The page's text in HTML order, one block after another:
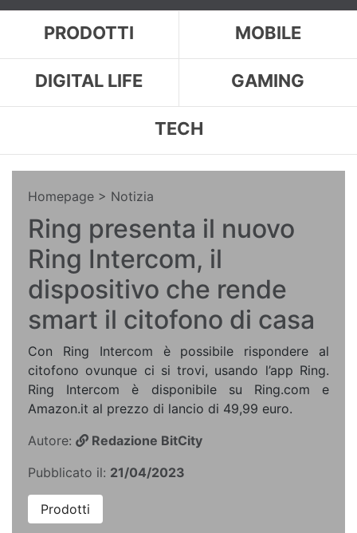
PRODOTTI MOBILE
DIGITAL LIFE GAMING
TECH
Homepage > Notizia
Ring presenta il nuovo
Ring Intercom, il
dispositivo che rende
smart il citofono di casa
Con Ring Intercom è possibile rispondere al
citofono ovunque ci si trovi, usando l’app Ring.
Ring Intercom è disponibile su Ring.com e
Amazon.it al prezzo di lancio di 49,99 euro.
Autore:
Redazione BitCity
Pubblicato il: 21/04/2023
Prodotti